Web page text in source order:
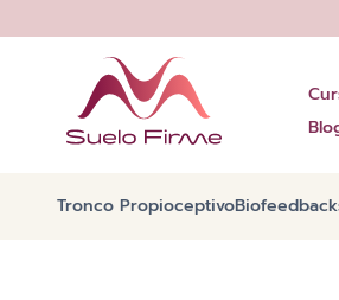
al
Tronco Propioceptivo